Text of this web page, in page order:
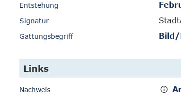
Entstehung
Signatur
Gattungsbegriff Bild/
Links
Nachweis